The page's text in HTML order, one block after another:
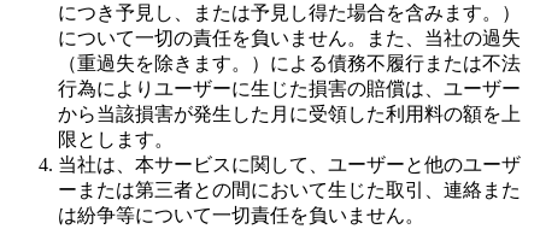
につき予見し、または予見し得た場合を含みます。）
について一切の責任を負いません。また、当社の過失
（重過失を除きます。）による債務不履行または不法
行為によりユーザーに生じた損害の賠償は、ユーザー
から当該損害が発生した月に受領した利用料の額を上
限とします。
当社は、本サービスに関して、ユーザーと他のユーザ
ーまたは第三者との間において生じた取引、連絡また
は紛争等について一切責任を負いません。